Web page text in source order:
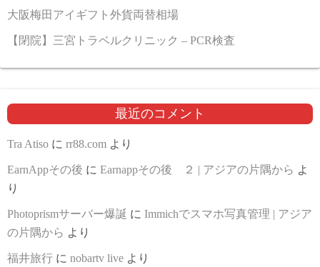
大阪梅田アイギフト外貨両替相場
【閉院】三宮トラベルクリニック – PCR検査
最近のコメント
Tra Atiso に rr88.com より
EarnAppその後 に Earnappその後 ２ | アジアの片隅から よ
り
Photoprismサーバー爆誕 に Immichでスマホ写真管理 | アジア
の片隅から より
福井旅行 に nobartv live より